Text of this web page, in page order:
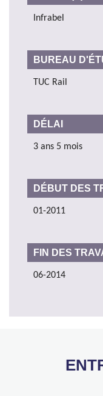
Infrabel
BUREAU
TUC Rail
DÉLAI
3 ans 5 mois
DÉBUT DES
01-2011
FIN DES
06-2014